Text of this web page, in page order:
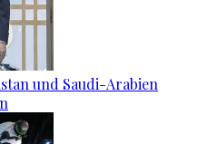
und Saudi-Arabien